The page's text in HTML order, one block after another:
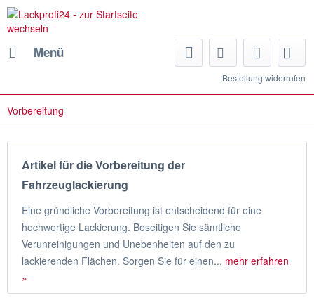
Menü
Bestellung widerrufen
Vorbereitung
Artikel für die Vorbereitung der
Fahrzeuglackierung
Eine gründliche Vorbereitung ist entscheidend für eine
hochwertige Lackierung. Beseitigen Sie sämtliche
Verunreinigungen und Unebenheiten auf den zu
lackierenden Flächen. Sorgen Sie für einen... mehr erfahren
»